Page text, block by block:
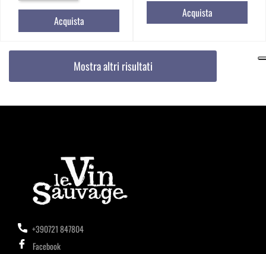
Acquista
Acquista
Mostra altri risultati
+390721 847804
Facebook